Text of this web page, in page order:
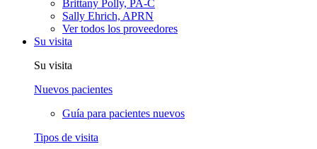
Brittany Polly, PA-C
Sally Ehrich, APRN
Ver todos los proveedores
Su visita
Su visita
Nuevos pacientes
Guía para pacientes nuevos
Tipos de visita